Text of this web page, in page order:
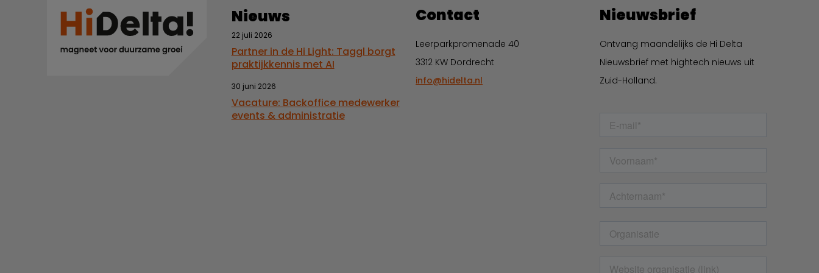
Nieuws
22 juli 2026
Partner in de Hi Light: Taggl borgt
praktijkkennis met AI
30 juni 2026
Vacature: Backoffice medewerker
events & administratie
Contact
Leerparkpromenade 40
3312 KW Dordrecht
info@hidelta.nl
Nieuwsbrief
Ontvang maandelijks de Hi Delta
Nieuwsbrief met hightech nieuws uit
Zuid-Holland.